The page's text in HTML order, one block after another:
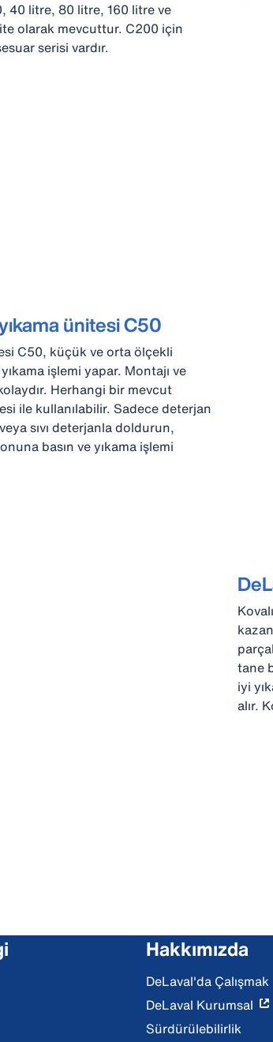
40 litre, 80 litre, 160 litre ve
olarak mevcuttur. C200 için
serisi vardır.
ünitesi C50
C50, küçük ve orta ölçekli
işlemi yapar. Montajı ve
Herhangi bir mevcut
ile kullanılabilir. Sadece deterjan
sıvı deterjanla doldurun,
basın ve yıkama işlemi
tane
iyi
alır.
Hakkımızda
DeLaval'da Çalışmak
DeLaval Kurumsal
Sürdürülebilirlik